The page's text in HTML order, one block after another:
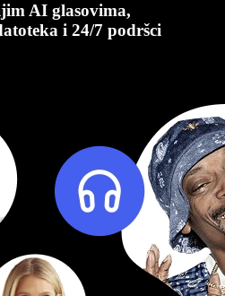
AI glasovima,
i 24/7 podršci